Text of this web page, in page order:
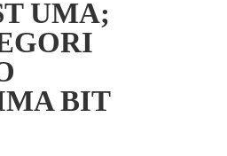
UMA;
BIT